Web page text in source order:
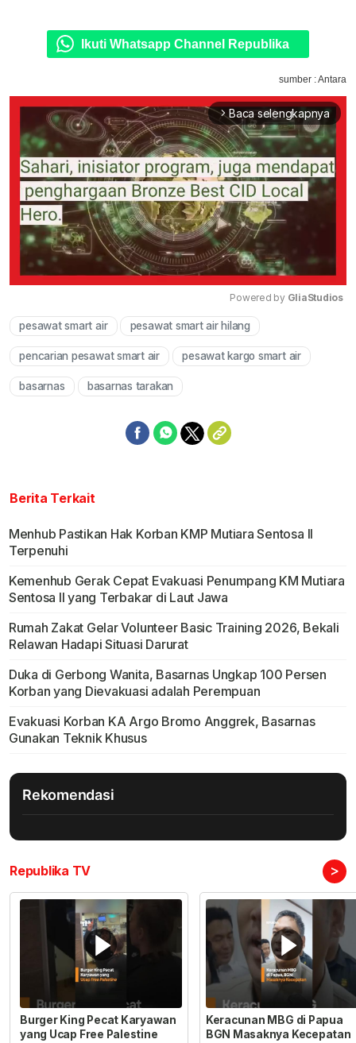
Ikuti Whatsapp Channel Republika
sumber : Antara
arrow_forward_ios Baca selengkapnya
Powered by GliaStudios
pesawat smart air pesawat smart air hilang
pencarian pesawat smart air pesawat kargo smart air
basarnas basarnas tarakan
Berita Terkait
Menhub Pastikan Hak Korban KMP Mutiara Sentosa II
Terpenuhi
Kemenhub Gerak Cepat Evakuasi Penumpang KM Mutiara
Sentosa II yang Terbakar di Laut Jawa
Rumah Zakat Gelar Volunteer Basic Training 2026, Bekali
Relawan Hadapi Situasi Darurat
Duka di Gerbong Wanita, Basarnas Ungkap 100 Persen
Korban yang Dievakuasi adalah Perempuan
Evakuasi Korban KA Argo Bromo Anggrek, Basarnas
Gunakan Teknik Khusus
Rekomendasi
Republika TV >
Burger King Pecat Karyawan
yang Ucap Free Palestine
Keracunan MBG di Papua
BGN Masaknya Kecepatan